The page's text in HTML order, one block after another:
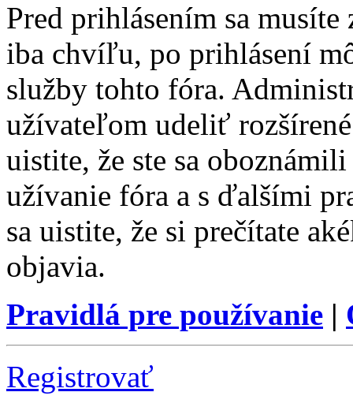
Pred prihlásením sa
iba chvíľu, po prihlásení
služby tohto fóra.
užívateľom udeliť
uistite, že ste sa
užívanie fóra a s ďalšími
sa uistite, že si prečítate
objavia.
Pravidlá pre používanie |
Registrovať